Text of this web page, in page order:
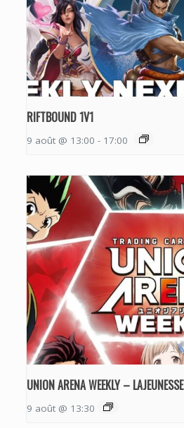
RIFTBOUND 1V1
9 août @ 13:00 - 17:00
UNION ARENA WEEKLY – LAJEUNESSE
9 août @ 13:30